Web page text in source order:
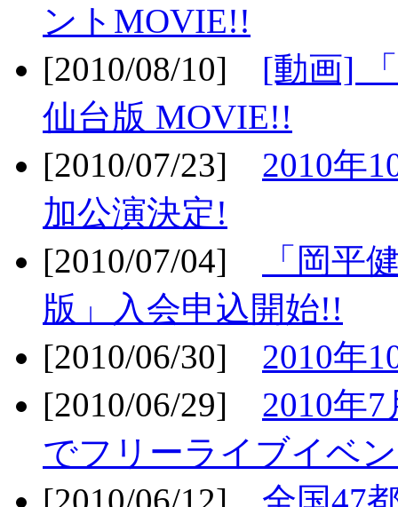
ントMOVIE!!
[2010/08/10] [動画]
仙台版 MOVIE!!
[2010/07/23] 2010年
加公演決定!
[2010/07/04]
「岡平
版」入会申込開始!!
[2010/06/30] 2010年
[2010/06/29] 2010年
でフリーライブイベ